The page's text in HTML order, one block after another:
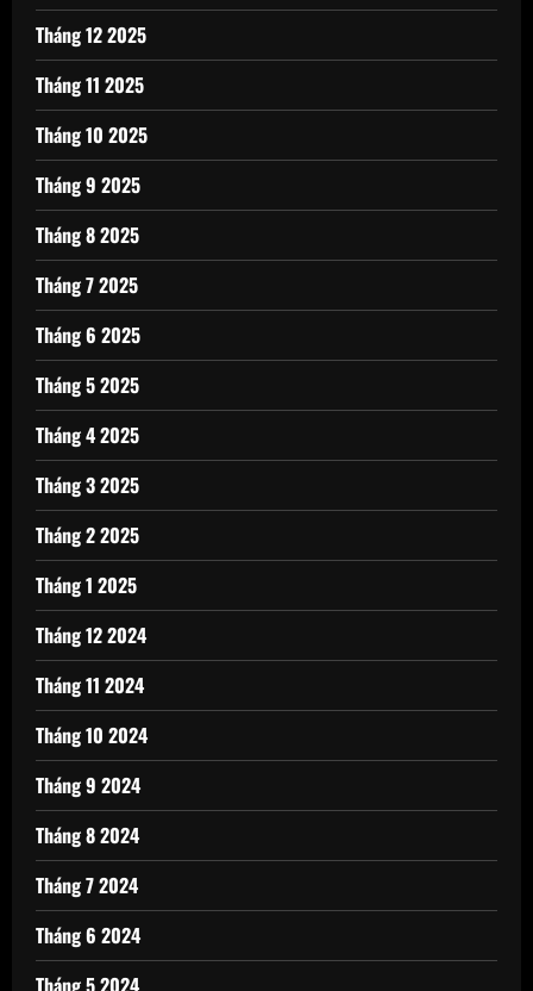
Tháng 12 2025
Tháng 11 2025
Tháng 10 2025
Tháng 9 2025
Tháng 8 2025
Tháng 7 2025
Tháng 6 2025
Tháng 5 2025
Tháng 4 2025
Tháng 3 2025
Tháng 2 2025
Tháng 1 2025
Tháng 12 2024
Tháng 11 2024
Tháng 10 2024
Tháng 9 2024
Tháng 8 2024
Tháng 7 2024
Tháng 6 2024
Tháng 5 2024